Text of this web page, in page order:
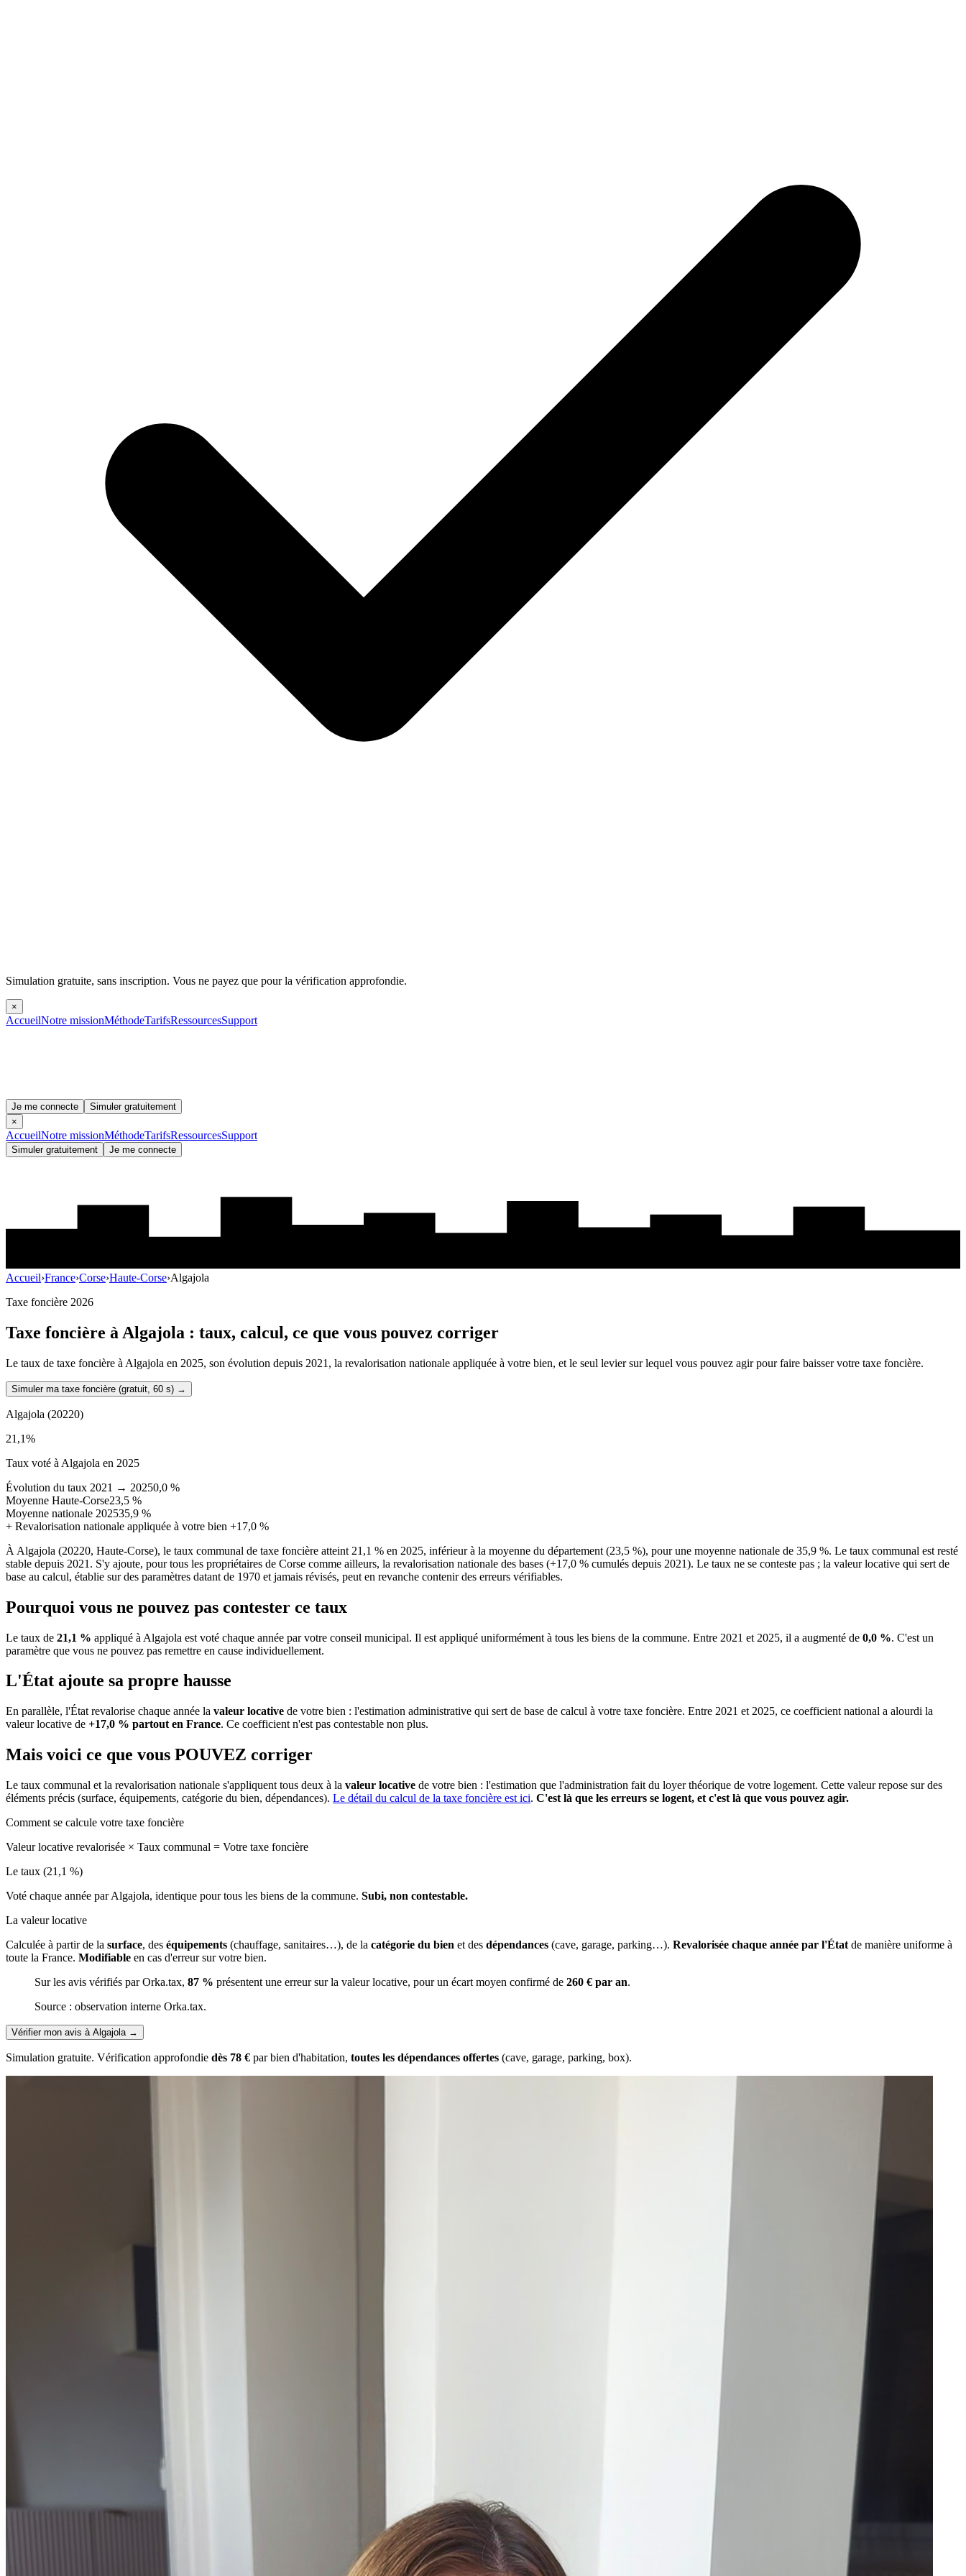
Simulation gratuite, sans inscription. Vous ne payez que pour la vérification approfondie.
×
AccueilNotre missionMéthodeTarifsRessourcesSupport
Je me connecte
Simuler gratuitement
×
AccueilNotre missionMéthodeTarifsRessourcesSupport
Simuler gratuitement Je me connecte
Accueil›France›Corse›Haute-Corse›Algajola
Taxe foncière 2026
Taxe foncière à Algajola : taux, calcul, ce que vous pouvez corriger
Le taux de taxe foncière à Algajola en 2025, son évolution depuis 2021, la revalorisation nationale appliquée à votre bien, et le seul levier sur lequel vous pouvez agir pour faire baisser votre taxe foncière.
Simuler ma taxe foncière (gratuit, 60 s) →
Algajola (20220)
21,1%
Taux voté à Algajola en 2025
Évolution du taux 2021 → 20250,0 %
Moyenne Haute-Corse23,5 %
Moyenne nationale 202535,9 %
+ Revalorisation nationale appliquée à votre bien +17,0 %
À Algajola (20220, Haute-Corse), le taux communal de taxe foncière atteint 21,1 % en 2025, inférieur à la moyenne du département (23,5 %), pour une moyenne nationale de 35,9 %. Le taux communal est resté
stable depuis 2021. S'y ajoute, pour tous les propriétaires de Corse comme ailleurs, la revalorisation nationale des bases (+17,0 % cumulés depuis 2021). Le taux ne se conteste pas ; la valeur locative qui sert de
base au calcul, établie sur des paramètres datant de 1970 et jamais révisés, peut en revanche contenir des erreurs vérifiables.
Pourquoi vous ne pouvez pas contester ce taux
Le taux de 21,1 % appliqué à Algajola est voté chaque année par votre conseil municipal. Il est appliqué uniformément à tous les biens de la commune. Entre 2021 et 2025, il a augmenté de 0,0 %. C'est un
paramètre que vous ne pouvez pas remettre en cause individuellement.
L'État ajoute sa propre hausse
En parallèle, l'État revalorise chaque année la valeur locative de votre bien : l'estimation administrative qui sert de base de calcul à votre taxe foncière. Entre 2021 et 2025, ce coefficient national a alourdi la
valeur locative de +17,0 % partout en France. Ce coefficient n'est pas contestable non plus.
Mais voici ce que vous POUVEZ corriger
Le taux communal et la revalorisation nationale s'appliquent tous deux à la valeur locative de votre bien : l'estimation que l'administration fait du loyer théorique de votre logement. Cette valeur repose sur des
éléments précis (surface, équipements, catégorie du bien, dépendances). Le détail du calcul de la taxe foncière est ici. C'est là que les erreurs se logent, et c'est là que vous pouvez agir.
Comment se calcule votre taxe foncière
Valeur locative revalorisée × Taux communal = Votre taxe foncière
Le taux (21,1 %)
Voté chaque année par Algajola, identique pour tous les biens de la commune. Subi, non contestable.
La valeur locative
Calculée à partir de la surface, des équipements (chauffage, sanitaires…), de la catégorie du bien et des dépendances (cave, garage, parking…). Revalorisée chaque année par l'État de manière uniforme à
toute la France. Modifiable en cas d'erreur sur votre bien.
Sur les avis vérifiés par Orka.tax, 87 % présentent une erreur sur la valeur locative, pour un écart moyen confirmé de 260 € par an.
Source : observation interne Orka.tax.
Vérifier mon avis à Algajola→
Simulation gratuite. Vérification approfondie dès 78 € par bien d'habitation, toutes les dépendances offertes (cave, garage, parking, box).